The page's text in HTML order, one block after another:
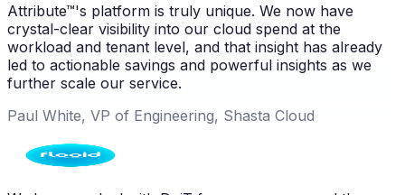
Attribute™'s platform is truly unique. We now have
crystal-clear visibility into our cloud spend at the
workload and tenant level, and that insight has already
led to actionable savings and powerful insights as we
further scale our service.
Paul White, VP of Engineering, Shasta Cloud